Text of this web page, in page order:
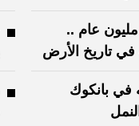
"وحش" عمره 415 مليون عام ..
تاريخ الأرض
في بانكوك